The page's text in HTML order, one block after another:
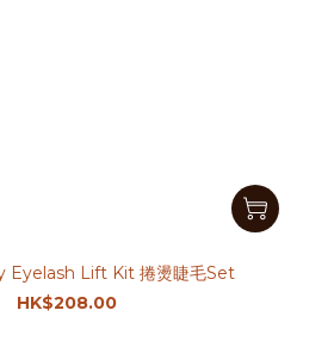
Eyelash Lift Kit 捲燙睫毛Set
HK$208.00